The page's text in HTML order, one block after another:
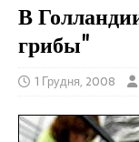
В
грибы"
1 Грудня, 2008